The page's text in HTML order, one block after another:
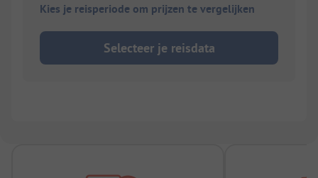
Kies je reisperiode om prijzen te vergelijken
Selecteer je reisdata